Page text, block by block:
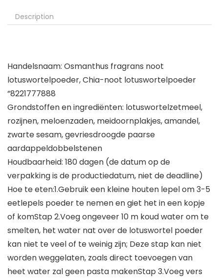
Description
Handelsnaam: Osmanthus fragrans noot
lotuswortelpoeder, Chia-noot lotuswortelpoeder
”8221777888
Grondstoffen en ingrediënten: lotuswortelzetmeel,
rozijnen, meloenzaden, meidoornplakjes, amandel,
zwarte sesam, gevriesdroogde paarse
aardappeldobbelstenen
Houdbaarheid: 180 dagen (de datum op de
verpakking is de productiedatum, niet de deadline)
Hoe te eten:1.Gebruik een kleine houten lepel om 3-5
eetlepels poeder te nemen en giet het in een kopje
of komStap 2.Voeg ongeveer 10 m koud water om te
smelten, het water nat over de lotuswortel poeder
kan niet te veel of te weinig zijn; Deze stap kan niet
worden weggelaten, zoals direct toevoegen van
heet water zal geen pasta makenStap 3.Voeg vers